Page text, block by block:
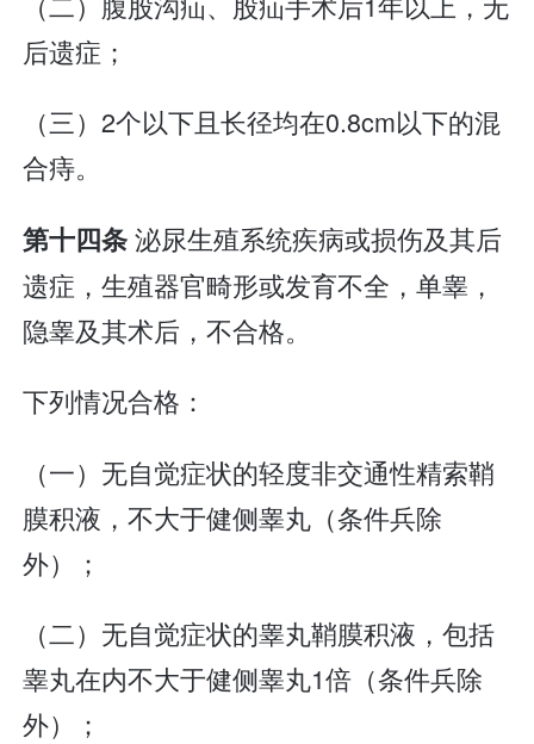
后遗症；
（三）2个以下且长径均在0.8cm以下的混
合痔。
第十四条泌尿生殖系统疾病或损伤及其后
遗症，生殖器官畸形或发育不全，单睾，
隐睾及其术后，不合格。
下列情况合格：
（一）无自觉症状的轻度非交通性精索鞘
膜积液，不大于健侧睾丸（条件兵除
外）；
（二）无自觉症状的睾丸鞘膜积液，包括
睾丸在内不大于健侧睾丸1倍（条件兵除
外）；